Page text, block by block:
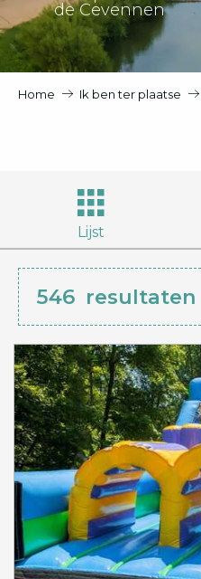
de Cevennen
Home Ik ben ter plaatse
Lijst
546 resultaten